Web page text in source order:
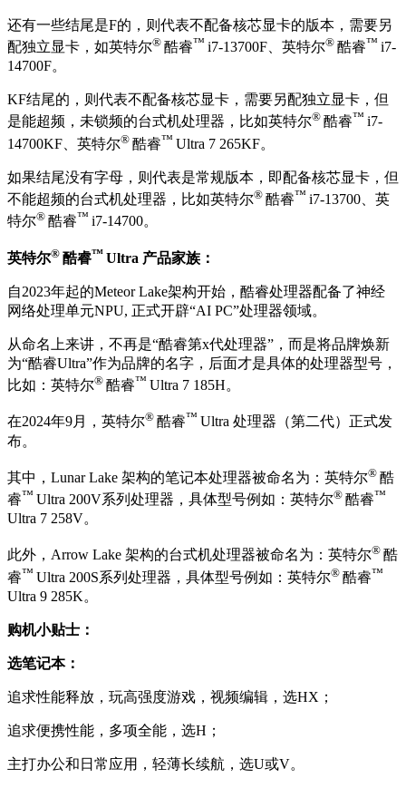
还有一些结尾是F的，则代表不配备核芯显卡的版本，需要另
配独立显卡，如英特尔® 酷睿™ i7-13700F、英特尔® 酷睿™ i7-
14700F。
KF结尾的，则代表不配备核芯显卡，需要另配独立显卡，但
是能超频，未锁频的台式机处理器，比如英特尔® 酷睿™ i7-
14700KF、英特尔® 酷睿™ Ultra 7 265KF。
如果结尾没有字母，则代表是常规版本，即配备核芯显卡，但
不能超频的台式机处理器，比如英特尔® 酷睿™ i7-13700、英
特尔® 酷睿™ i7-14700。
英特尔® 酷睿™ Ultra 产品家族：
自2023年起的Meteor Lake架构开始，酷睿处理器配备了神经
网络处理单元NPU, 正式开辟“AI PC”处理器领域。
从命名上来讲，不再是“酷睿第x代处理器”，而是将品牌焕新
为“酷睿Ultra”作为品牌的名字，后面才是具体的处理器型号，
比如：英特尔® 酷睿™ Ultra 7 185H。
在2024年9月，英特尔® 酷睿™ Ultra 处理器（第二代）正式发
布。
其中，Lunar Lake 架构的笔记本处理器被命名为：英特尔® 酷
睿™ Ultra 200V系列处理器，具体型号例如： 英特尔® 酷睿™
Ultra 7 258V。
此外，Arrow Lake 架构的台式机处理器被命名为：英特尔® 酷
睿™ Ultra 200S系列处理器，具体型号例如：英特尔® 酷睿™
Ultra 9 285K。
购机小贴士：
选笔记本：
追求性能释放，玩高强度游戏，视频编辑，选HX；
追求便携性能，多项全能，选H；
主打办公和日常应用，轻薄长续航，选U或V。